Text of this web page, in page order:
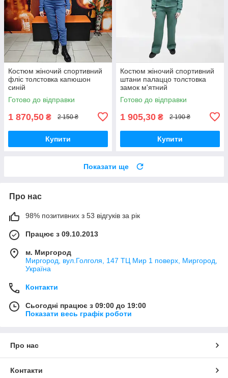
Костюм жіночий спортивний
фліс толстовка капюшон
синій
Готово до відправки
1 870,50 ₴ 2 150 ₴
Купити
Костюм жіночий спортивний
штани палаццо толстовка
замок м'ятний
Готово до відправки
1 905,30 ₴ 2 190 ₴
Купити
Показати ще
Про нас
98% позитивних з 53 відгуків за рік
Працює з 09.10.2013
м. Миргород
Миргород, вул.Голголя, 147 ТЦ Мир 1 поверх, Миргород,
Україна
Контакти
Сьогодні працює з 09:00 до 19:00
Показати весь графік роботи
Про нас
Контакти